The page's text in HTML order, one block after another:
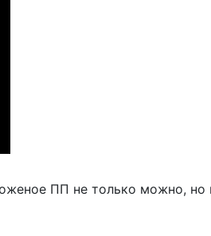
ПП не только можно, но